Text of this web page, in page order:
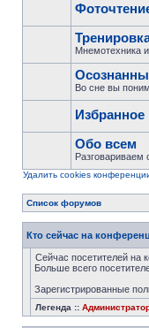
Мнемотехника
Во сне вы
Избранное
Обо всем
Разговариваем
Удалить cookies
Список форумов
Кто сейчас на
Сейчас посетителей на
Больше всего
Зарегистрированные
Легенда ::